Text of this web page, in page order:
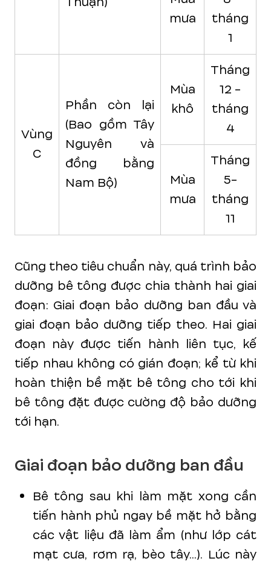
mưa
tháng
1
Vùng
C
Phần còn lại
(Bao gồm Tây
Nguyên và
đồng bằng
Nam Bộ)
Mùa
khô
Tháng
12 -
tháng
4
Mùa
mưa
Tháng
5-
tháng
11
Cũng theo tiêu chuẩn này, quá trình bảo
dưỡng bê tông được chia thành hai giai
đoạn: Giai đoạn bảo dưỡng ban đầu và
giai đoạn bảo dưỡng tiếp theo. Hai giai
đoạn này được tiến hành liên tục, kế
tiếp nhau không có gián đoạn; kể từ khi
hoàn thiện bề mặt bê tông cho tới khi
bê tông đặt được cường độ bảo dưỡng
tới hạn.
Giai đoạn bảo dưỡng ban đầu
Bê tông sau khi làm mặt xong cần
tiến hành phủ ngay bề mặt hở bằng
các vật liệu đã làm ẩm (như lớp cát
mạt cưa, rơm rạ, bèo tây...). Lúc này